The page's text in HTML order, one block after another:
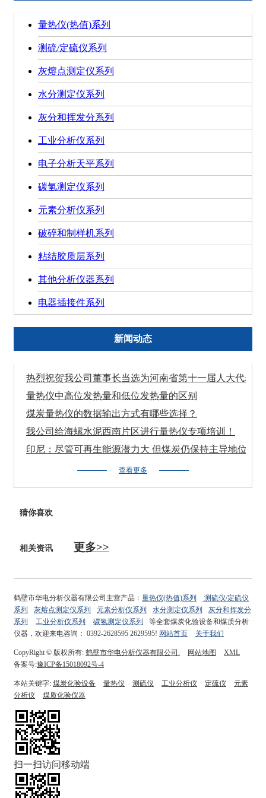
量热仪(热值)系列
测硫/定硫仪系列
灰熔点测定仪系列
水分测定仪系列
灰分和挥发分系列
工业分析仪系列
电子分析天平系列
碳氢测定仪系列
元素分析仪系列
破碎和制样机系列
粘结胶质层系列
其他分析仪器系列
电器插接件系列
新闻动态
热烈祝贺我公司董事长当选为河南省第十一届人大代表！
量热仪中高位发热量和低位发热量的区别
煤炭量热仪的数据输出方式有哪些选择？
我公司给海螺水泥西南片区进行量热仪专项培训！
印尼：尽管可再生能源潜力大 但煤炭仍保持主导地位
查看更多
猜你喜欢
相关资讯 更多>>
鹤壁市华电分析仪器有限公司主营产品： 量热仪(热值)系列
测硫仪/定硫仪
系列
灰熔点测定仪系列 元素分析仪系列 水分测定仪系列
灰分和挥发分
系列
工业分析仪系列 碳氢测定仪系列
等全套煤炭化验设备和煤质分析
仪器，欢迎来电咨询： 0392-2628595 2629595! 网站首页 关于我们
CopyRight © 版权所有: 鹤壁市华电分析仪器有限公司. 网站地图
XML
备案号:豫ICP备15018092号-4
本站关键字: 煤炭化验设备 量热仪 测硫仪 工业分析仪 定硫仪
元素
分析仪
煤质化验仪器
扫一扫访问移动端